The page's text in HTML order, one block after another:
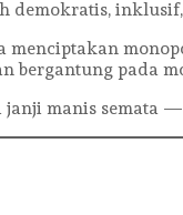
demokratis,
bergantung pada
manis semata